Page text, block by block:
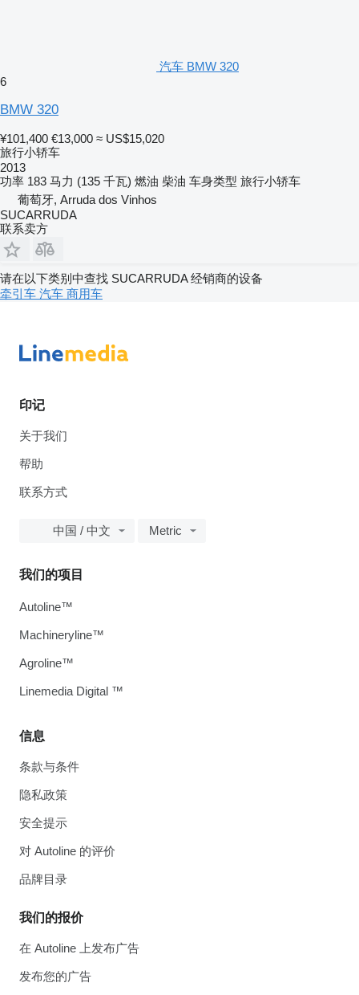
汽车 BMW 320
6
BMW 320
¥101,400 €13,000 ≈ US$15,020
旅行小轿车
2013
功率 183 马力 (135 千瓦) 燃油 柴油 车身类型 旅行小轿车
葡萄牙, Arruda dos Vinhos
SUCARRUDA
联系卖方
请在以下类别中查找 SUCARRUDA 经销商的设备
牵引车 汽车 商用车
印记
关于我们
帮助
联系方式
中国 / 中文 Metric
信息
条款与条件
隐私政策
安全提示
对 Autoline 的评价
品牌目录
我们的报价
在 Autoline 上发布广告
发布您的广告
我们的项目
Autoline™
Machineryline™
Agroline™
Linemedia Digital ™